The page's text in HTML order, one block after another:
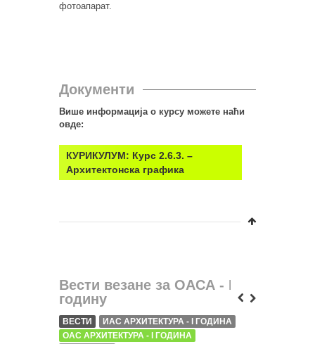
фотоапарат.
Документи
Више информација о курсу можете наћи
овде:
КУРИКУЛУМ: Курс 2.6.3. –
Архитектонска графика
Вести везане за ОАСА - I
годину
ВЕСТИ
ИАС АРХИТЕКТУРА - I ГОДИНА
ОАС АРХИТЕКТУРА - I ГОДИНА